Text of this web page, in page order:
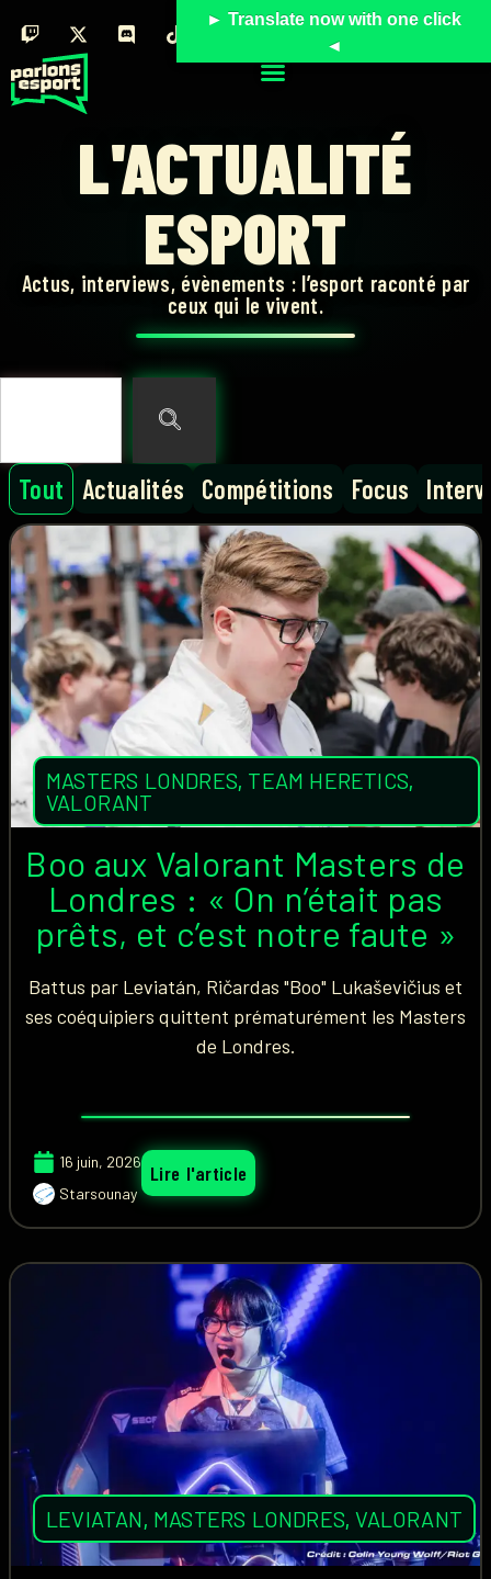
L'ACTUALITÉ
ESPORT
Actus, interviews, évènements : l’esport raconté par
ceux qui le vivent.
Actualités Compétitions Focus
Tout
MASTERS LONDRES, TEAM HERETICS,
VALORANT
Boo aux Valorant Masters de
Londres : « On n’était pas
prêts, et c’est notre faute »
Battus par Leviatán, Ričardas "Boo" Lukaševičius et
ses coéquipiers quittent prématurément les Masters
de Londres.
16 juin, 2026
Starsounay
Lire l'article
LEVIATAN, MASTERS LONDRES,VALORANT
► Translate now with one click
◄